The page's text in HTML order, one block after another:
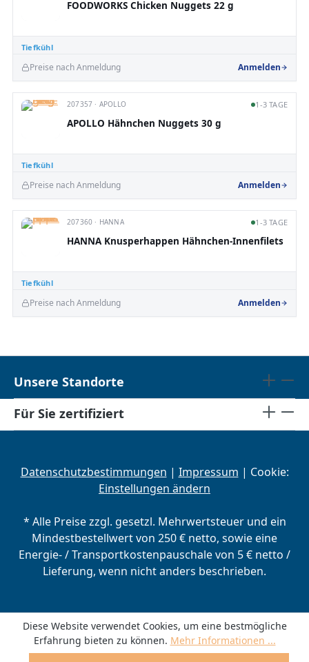
Tiefkühl
FOODWORKS Chicken Nuggets 22 g
Preise nach Anmeldung Anmelden
Tiefkühl
207357 · APOLLO 1-3 TAGE
APOLLO Hähnchen Nuggets 30 g
Preise nach Anmeldung Anmelden
Tiefkühl
207360 · HANNA 1-3 TAGE
HANNA Knusperhappen Hähnchen-Innenfilets
Preise nach Anmeldung Anmelden
Unsere Standorte
Für Sie zertifiziert
Datenschutzbestimmungen | Impressum | Cookie:
Einstellungen ändern
* Alle Preise zzgl. gesetzl. Mehrwertsteuer und ein
Mindestbestellwert von 250 € netto, sowie eine
Energie- / Transportkostenpauschale von 5 € netto /
Lieferung, wenn nicht anders beschrieben.
Diese Website verwendet Cookies, um eine bestmögliche
Erfahrung bieten zu können. Mehr Informationen ...